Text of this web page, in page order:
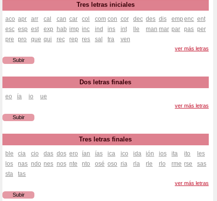
Tres letras iniciales
aco apr arr cal can car col com con cor dec des dis emp enc ent
esc esp est exp hab imp inc ind ins int lle man mar par pas per
pre
pro que qui rec rep res sal tra ven
ver más letras
Subir
Dos letras finales
eo ía io ue
ver más letras
Subir
Tres letras finales
ble cia cio das dos ero ían ías ica ico ida ión ios ita ito
les
los
nas ndo nes nos nte nto osé oso ria rla rle rlo rme rse
sas
sta
tas
ver más letras
Subir